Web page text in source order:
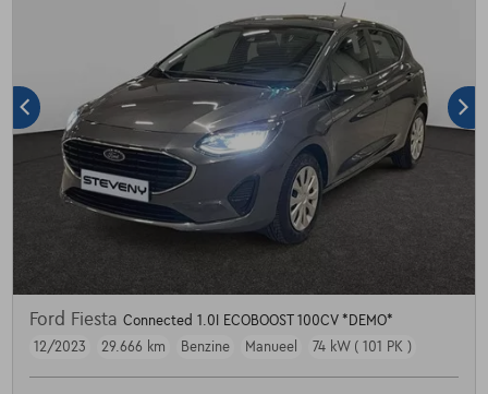
Ford Fiesta Connected 1.0I ECOBOOST 100CV *DEMO*
12/2023
29.666 km Benzine Manueel 74 kW ( 101 PK )